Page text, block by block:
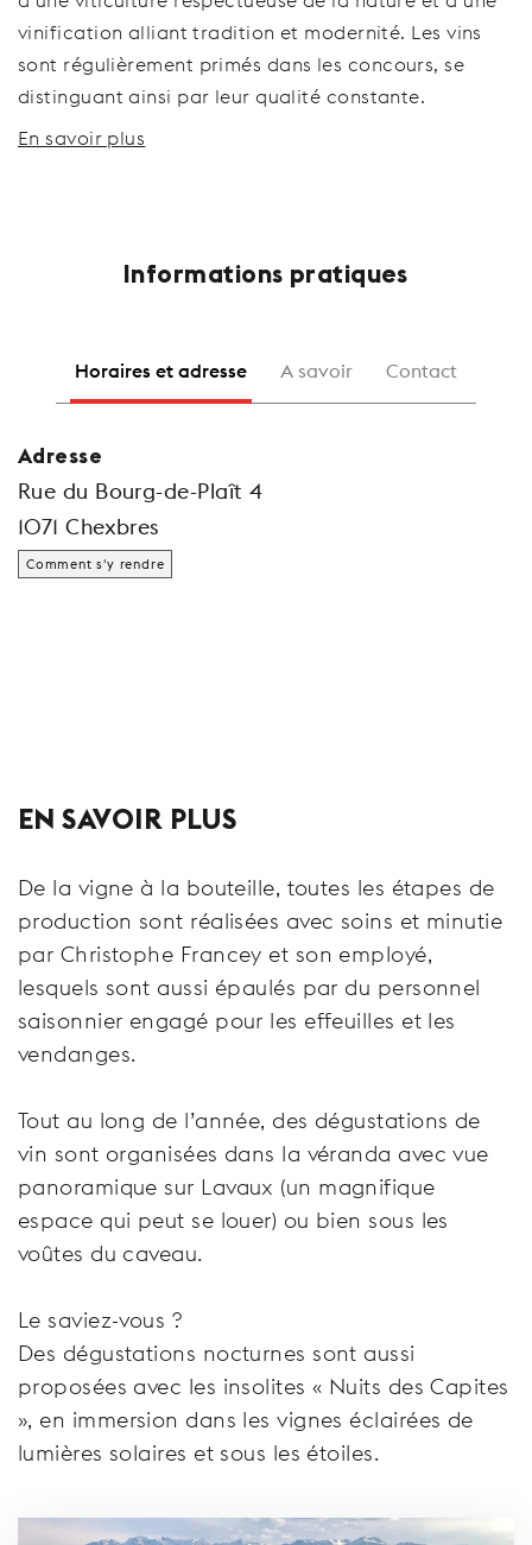
vinification alliant tradition et modernité. Les vins
sont régulièrement primés dans les concours, se
distinguant ainsi par leur qualité constante.
En savoir plus
Informations pratiques
Horaires et adresse A savoir Contact
Adresse
Rue du Bourg-de-Plaît 4
1071 Chexbres
Comment s'y rendre
EN SAVOIR PLUS
De la vigne à la bouteille, toutes les étapes de
production sont réalisées avec soins et minutie
par Christophe Francey et son employé,
lesquels sont aussi épaulés par du personnel
saisonnier engagé pour les effeuilles et les
vendanges.
Tout au long de l’année, des dégustations de
vin sont organisées dans la véranda avec vue
panoramique sur Lavaux (un magnifique
espace qui peut se louer) ou bien sous les
voûtes du caveau.
Le saviez-vous ?
Des dégustations nocturnes sont aussi
proposées avec les insolites « Nuits des Capites
», en immersion dans les vignes éclairées de
lumières solaires et sous les étoiles.